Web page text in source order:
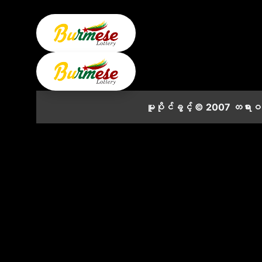
မူပိုင်ခွင့် © 2007 တရား